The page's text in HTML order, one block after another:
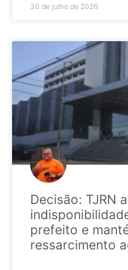
30 de julho de 2026
Decisão: TJRN
prefeito e
ressarcimento